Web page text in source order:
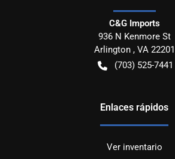
C&G Imports
936 N Kenmore St
Arlington, VA 22201
(703) 525-7441
Enlaces rápidos
Ver inventario